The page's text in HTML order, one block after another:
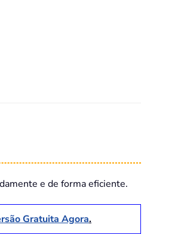
e de forma eficiente.
Gratuita Agora.